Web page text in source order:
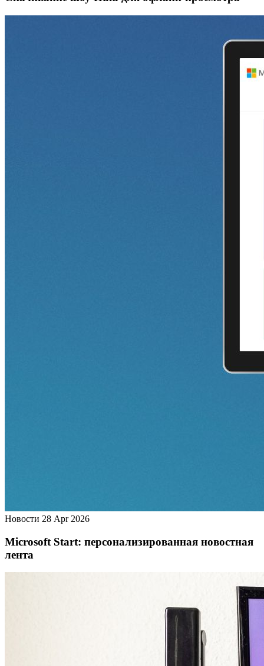
Новости 28 Apr 2026
Microsoft Start: персонализированная новостная
лента